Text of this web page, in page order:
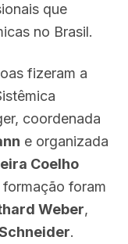
que
no Brasil.
fizeram a
coordenada
e organizada
Coelho
foram
Weber,
.